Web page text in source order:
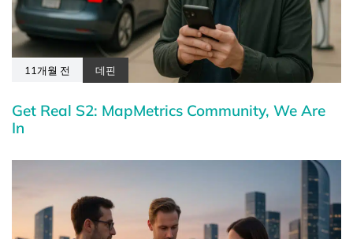
11개월 전 데핀
Get Real S2: MapMetrics Community, We Are
In